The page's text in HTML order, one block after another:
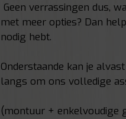
Geen verrassingen dus,
met meer opties? Dan
nodig hebt.
Onderstaande kan je
langs om ons volledige
(montuur + enkelvoudige